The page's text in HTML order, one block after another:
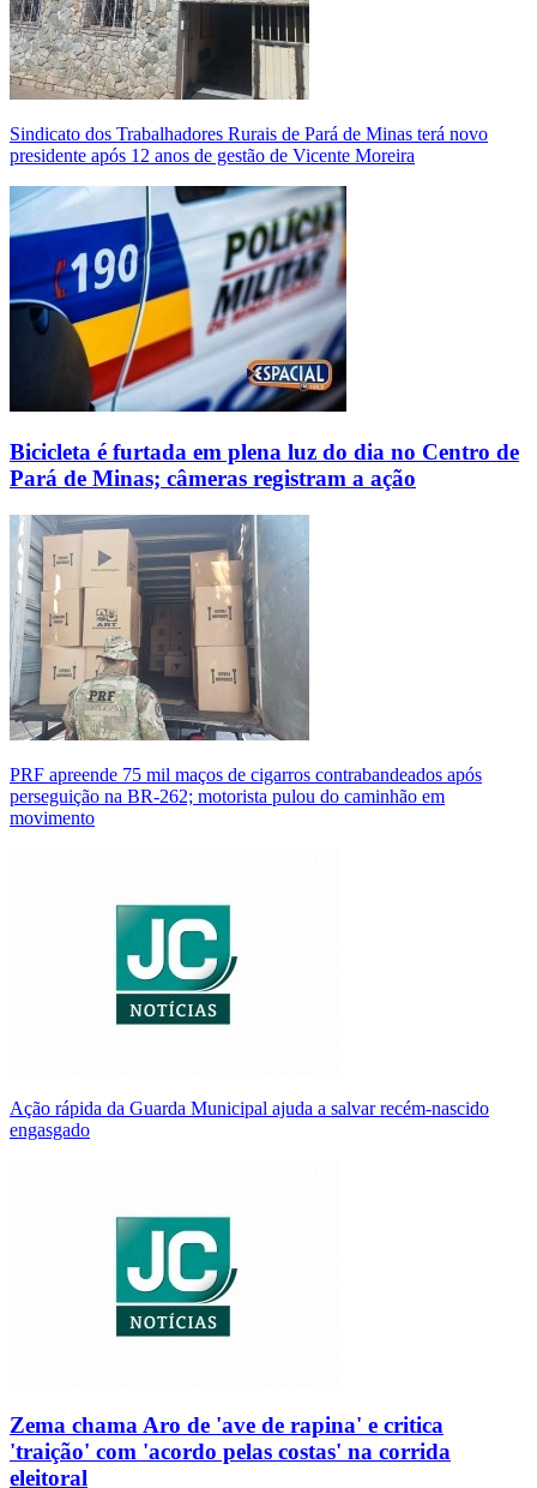
Sindicato dos Trabalhadores Rurais de Pará de Minas terá novo
presidente após 12 anos de gestão de Vicente Moreira
Bicicleta é furtada em plena luz do dia no Centro de
Pará de Minas; câmeras registram a ação
PRF apreende 75 mil maços de cigarros contrabandeados após
perseguição na BR-262; motorista pulou do caminhão em
movimento
Ação rápida da Guarda Municipal ajuda a salvar recém-nascido
engasgado
Zema chama Aro de 'ave de rapina' e critica
'traição' com 'acordo pelas costas' na corrida
eleitoral